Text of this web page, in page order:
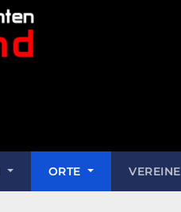
ORTE VEREINE